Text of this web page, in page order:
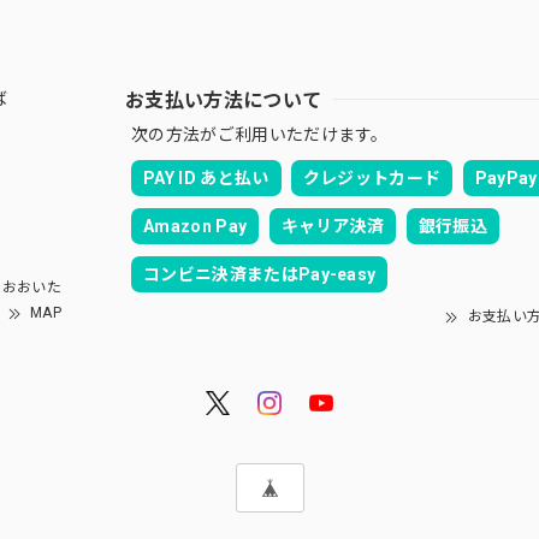
おいた
MAP
お支払い方法について
次の方法がご利用いただけます。
PAY ID あと払い クレジットカード PayPay
Amazon Pay キャリア決済 銀行振込
コンビニ決済またはPay-easy
お支払い